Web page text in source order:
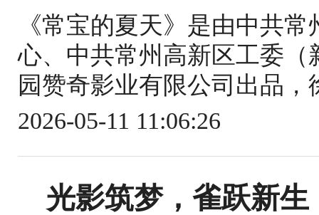
《常宝的夏天》是由中共
心、中共常州高新区工委
园赞奇影业有限公司出品
2026-05-11 11:06:26
光影筑梦，雀跃新